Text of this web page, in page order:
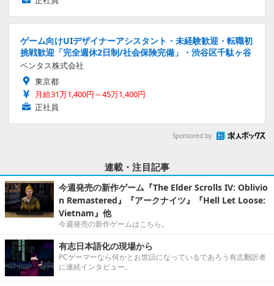
ゲーム向けUIデザイナーアシスタント・未経験歓迎・転職初
挑戦歓迎「完全週休2日制/社会保険完備」・渋谷区千駄ヶ谷
ベンタス株式会社
東京都
月給31万1,400円～45万1,400円
正社員
Sponsored by
連載・注目記事
今週発売の新作ゲーム『The Elder Scrolls IV: Oblivio
n Remastered』『アークナイツ』『Hell Let Loose:
Vietnam』他
今週発売の新作ゲームはこちら。
有志日本語化の現場から
PCゲーマーなら何かとお世話になっているであろう有志翻訳者
に連続インタビュー。